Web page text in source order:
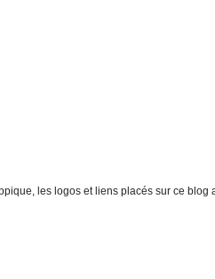
les logos et liens placés sur ce